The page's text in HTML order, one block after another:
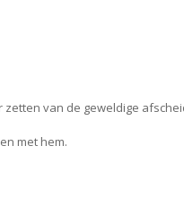
van de geweldige
met hem.